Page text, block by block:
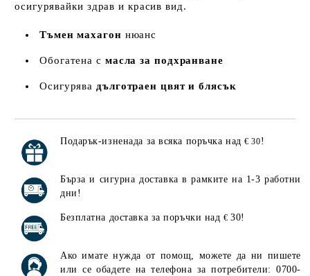
осигурявайки здрав и красив вид.
Тъмен махагон нюанс
Обогатена с масла за подхранване
Осигурява дълготраен цвят и блясък
Подарък-изненада за всяка поръчка над€ 30!
Бърза и сигурна доставка в рамките на 1-3 работни
дни!
Безплатна доставка за поръчки над€30!
Ако имате нужда от помощ, можете да ни пишете
или се обадете на телефона за потребители: 0700-